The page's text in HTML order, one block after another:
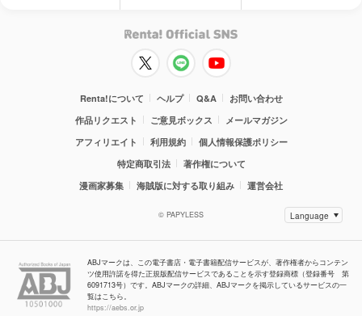
Renta!について ヘルプ Q&A
お問い合わせ
作品リクエスト
ご意見ボックス
メールマガジン
アフィリエイト
利用規約
個人情報保護ポリシー
特定商取引法
著作権について
漫画家募集
海賊版に対する取り組み 運営会社
© PAPYLESS
ABJマークは、この電子書店・電子書籍配信サービスが、著作権者からコンテン
ツ使用許諾を得た正規版配信サービスであることを示す登録商標（登録番号 第
6091713号）です。ABJマークの詳細、ABJマークを掲示しているサービスの一
覧はこちら。
https://aebs.or.jp